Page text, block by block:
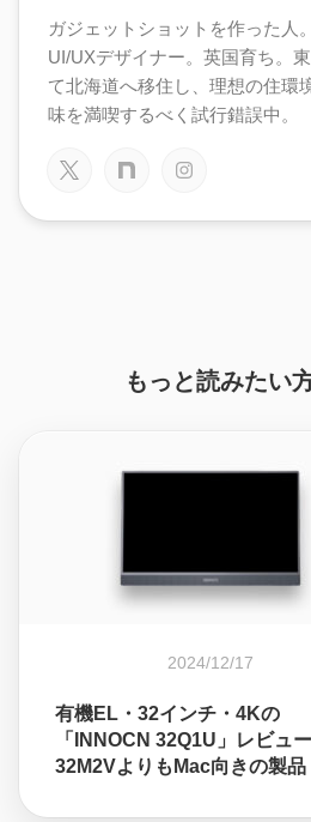
ガジェットショットを作った人
UI/UXデザイナー。英国育ち。
て北海道へ移住し、理想の住環
味を満喫するべく試行錯誤中。
もっと読みたい
2024/12/17
有機EL・32インチ・4Kの
「INNOCN 32Q1U」レビュー
32M2VよりもMac向きの製品